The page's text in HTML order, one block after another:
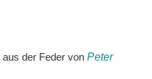
aus der Feder vonPeter